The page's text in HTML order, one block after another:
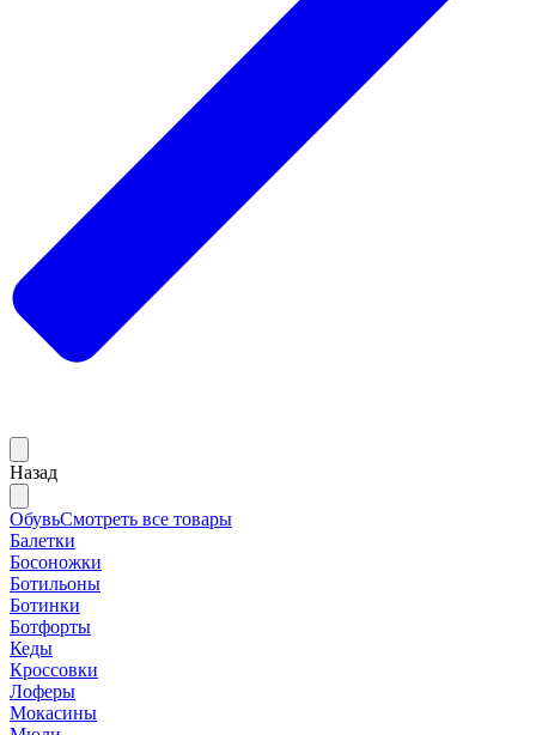
Назад
ОбувьСмотреть все товары
Балетки
Босоножки
Ботильоны
Ботинки
Ботфорты
Кеды
Кроссовки
Лоферы
Мокасины